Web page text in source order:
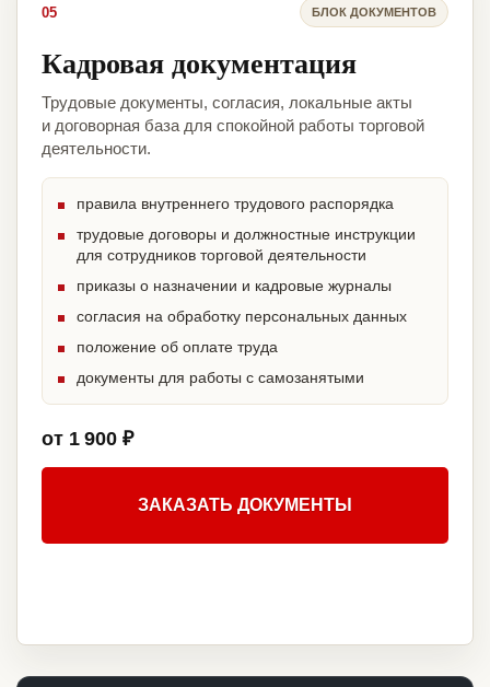
05 БЛОК ДОКУМЕНТОВ
Кадровая документация
Трудовые документы, согласия, локальные акты
и договорная база для спокойной работы торговой
деятельности.
правила внутреннего трудового распорядка
трудовые договоры и должностные инструкции
для сотрудников торговой деятельности
приказы о назначении и кадровые журналы
согласия на обработку персональных данных
положение об оплате труда
документы для работы с самозанятыми
от 1 900 ₽
ЗАКАЗАТЬ ДОКУМЕНТЫ